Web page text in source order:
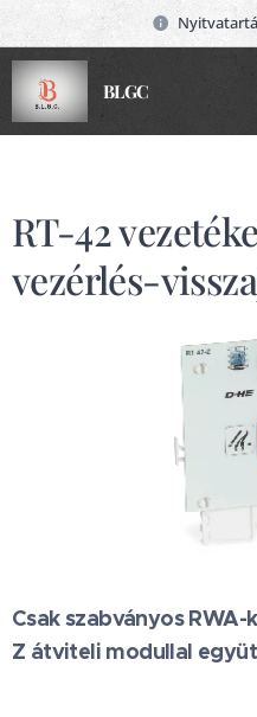
BLGC
RT-42
vezérlés-
Csak szabványos
Z átviteli modullal